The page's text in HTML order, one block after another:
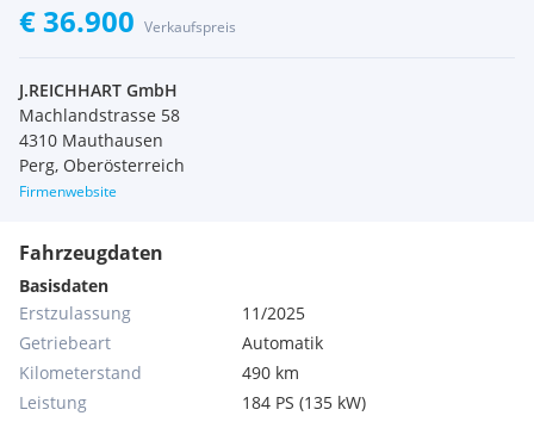
€ 36.900 Verkaufspreis
J.REICHHART GmbH
Machlandstrasse 58
4310 Mauthausen
Perg, Oberösterreich
Firmenwebsite
Fahrzeugdaten
Basisdaten
Erstzulassung
11/2025
Getriebeart
Automatik
Kilometerstand
490 km
Leistung
184 PS (135 kW)